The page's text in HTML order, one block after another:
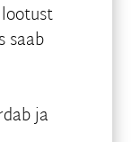
saab
ja